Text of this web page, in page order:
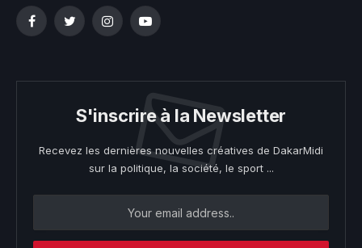
FacebookTwitterInstagramYouTube
S'inscrire à la Newsletter
Recevez les dernières nouvelles créatives de DakarMidi
sur la politique, la société, le sport ...